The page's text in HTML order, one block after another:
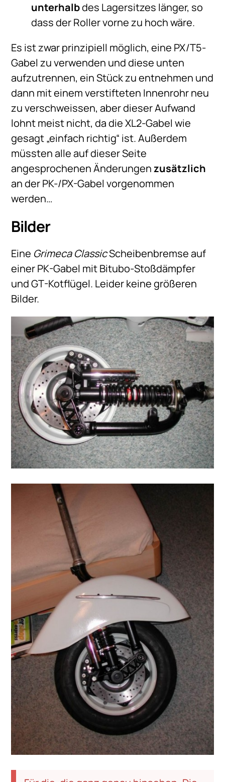
unterhalbdes Lagersitzes länger, so
dass der Roller vorne zu hoch wäre.
Es ist zwar prinzipiell möglich, eine PX/T5-
Gabel zu verwenden und diese unten
aufzutrennen, ein Stück zu entnehmen und
dann mit einem verstifteten Innenrohr neu
zu verschweissen, aber dieser Aufwand
lohnt meist nicht, da die XL2-Gabel wie
gesagt „einfach richtig“ ist. Außerdem
müssten alle auf dieser Seite
angesprochenen Änderungenzusätzlich
an der PK-/PX-Gabel vorgenommen
werden…
Bilder
Eine Grimeca ClassicScheibenbremse auf
einer PK-Gabel mit Bitubo-Stoßdämpfer
und GT-Kotflügel. Leider keine größeren
Bilder.